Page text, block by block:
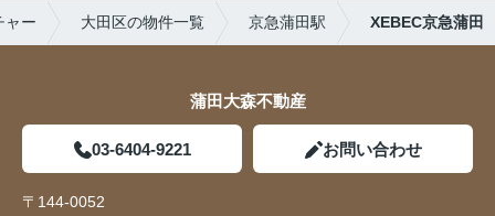
ャー 大田区の物件一覧 京急蒲田駅 XEBEC京急蒲田
蒲田大森不動産
03-6404-9221 お問い合わせ
〒144-0052